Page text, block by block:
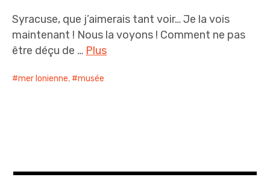
Syracuse, que j’aimerais tant voir… Je la vois
maintenant ! Nous la voyons ! Comment ne pas
être déçu de … Plus
mer Ionienne, musée